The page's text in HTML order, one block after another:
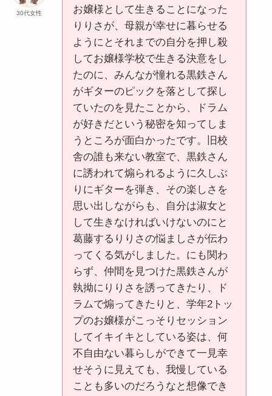
30代女性
お嬢様として生きることになった
りりさが、母親が幸せに暮らせる
ようにとそれまでの自分を押し殺
してお嬢様学校で生きる決意をし
たのに、みんなが憧れる黒鉄さん
がギターのピックを落として探し
ていたのを見たことから、ドラム
が好きだという秘密を知ってしま
うところが面白かったです。旧校
舎の誰も来ない教室で、黒鉄さん
に誘われて煽られるように久しぶ
りにギターを弾き、その楽しさを
思い出しながらも、自分は淑女と
して生きなければいけないのにと
葛藤するりりさの悩ましさが伝わ
ってくる気がしました。にも関わ
らず、仲間を見つけた黒鉄さんが
執拗にりりさを誘ってきたり、ド
ラムで煽ってきたりと、学年2トッ
プのお嬢様がこっそりセッション
してイキイキとしている姿は、何
不自由ない暮らしができて一見幸
せそうに見えても、我慢している
ことも多いのだろうなと想像でき